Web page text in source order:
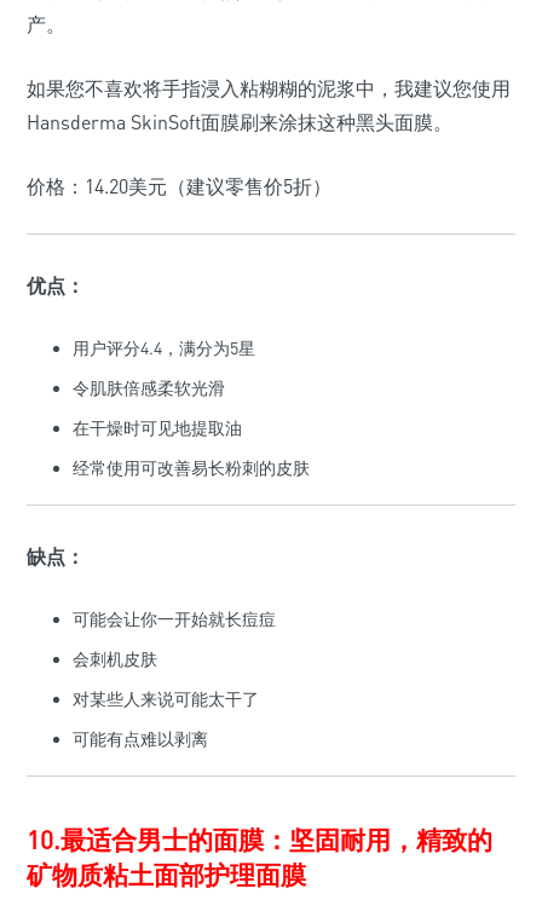
产。
如果您不喜欢将手指浸入粘糊糊的泥浆中，我建议您使用
Hansderma SkinSoft面膜刷来涂抹这种黑头面膜。
价格：14.20美元（建议零售价5折）
优点：
用户评分4.4，满分为5星
令肌肤倍感柔软光滑
在干燥时可见地提取油
经常使用可改善易长粉刺的皮肤
缺点：
可能会让你一开始就长痘痘
会刺机皮肤
对某些人来说可能太干了
可能有点难以剥离
10.最适合男士的面膜：坚固耐用，精致的
矿物质粘土面部护理面膜